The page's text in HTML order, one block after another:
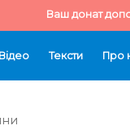
Ваш донат
Відео Тексти Про